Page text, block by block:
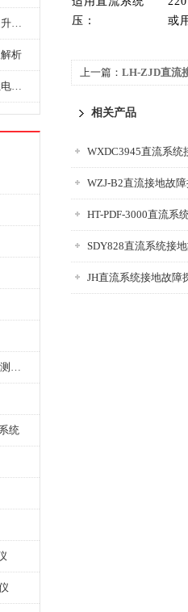
蓄电池智能活化仪：精准维护，提升电池健康状态
析
掌中宝！便携式蓄电池检测仪，让电池检测变得简单又快捷！
HDGC3932蓄电池单体充放电综合测试仪
统
压：
或
上一篇： LH-ZJD直流
相关产品
WXDC3945直流系统
WZJ-B2直流接地故
HT-PDF-3000直流系
SDY828直流系统接
JH直流系统接地故障